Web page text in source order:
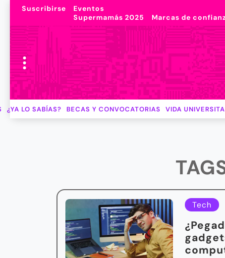
Suscribirse
Eventos
Supermamás 2025
Marcas de
¿YA LO SABÍAS? BECAS Y CONVOCATORIAS VIDA
Tech